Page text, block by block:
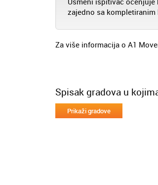
zajedno sa kompletiranim
Za više informacija o A1
Spisak gradova u